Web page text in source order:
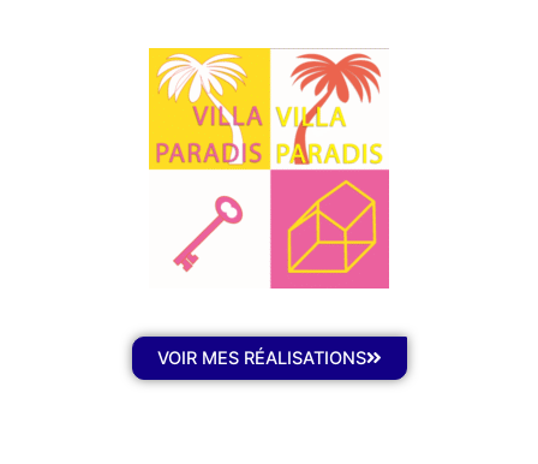
VOIR MES RÉALISATIONS